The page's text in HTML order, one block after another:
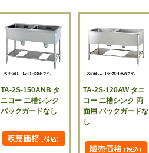
TA-2S-150ANB タ
ニコー 二槽シンク
バックガードなし
TA-2S-120AW タニ
コー 二槽シンク 両
面用 バックガードな
し